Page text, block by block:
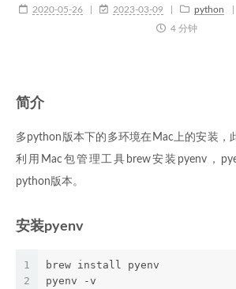
2020-05-26 2023-03-09 python
4 分钟
简介
多python版本下的多环境在Mac上的安装，
利用Mac包管理工具brew安装pyenv，
python版本。
安装pyenv
1
2
brew install pyenv
pyenv -v